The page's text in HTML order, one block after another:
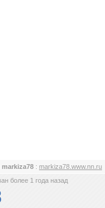
markiza78 : markiza78.www.nn.ru
более 1 года назад